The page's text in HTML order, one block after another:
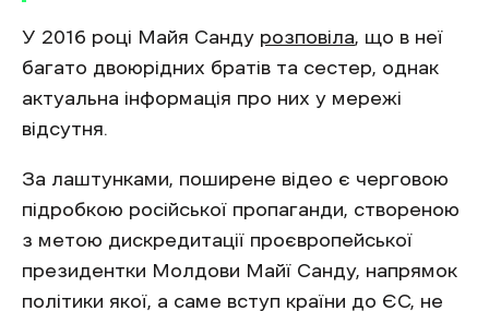
У 2016 році Майя Санду розповіла, що в неї
багато двоюрідних братів та сестер, однак
актуальна інформація про них у мережі
відсутня.
За лаштунками, поширене відео є черговою
підробкою російської пропаганди, створеною
з метою дискредитації проєвропейської
президентки Молдови Майї Санду, напрямок
політики якої, а саме вступ країни до ЄС, не